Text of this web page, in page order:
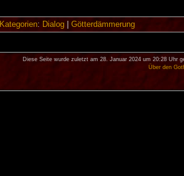
Kategorien: Dialog| Götterdämmerung
Diese Seite wurde zuletzt am 28. Januar 2024 um 20:28 Uhr
Über den